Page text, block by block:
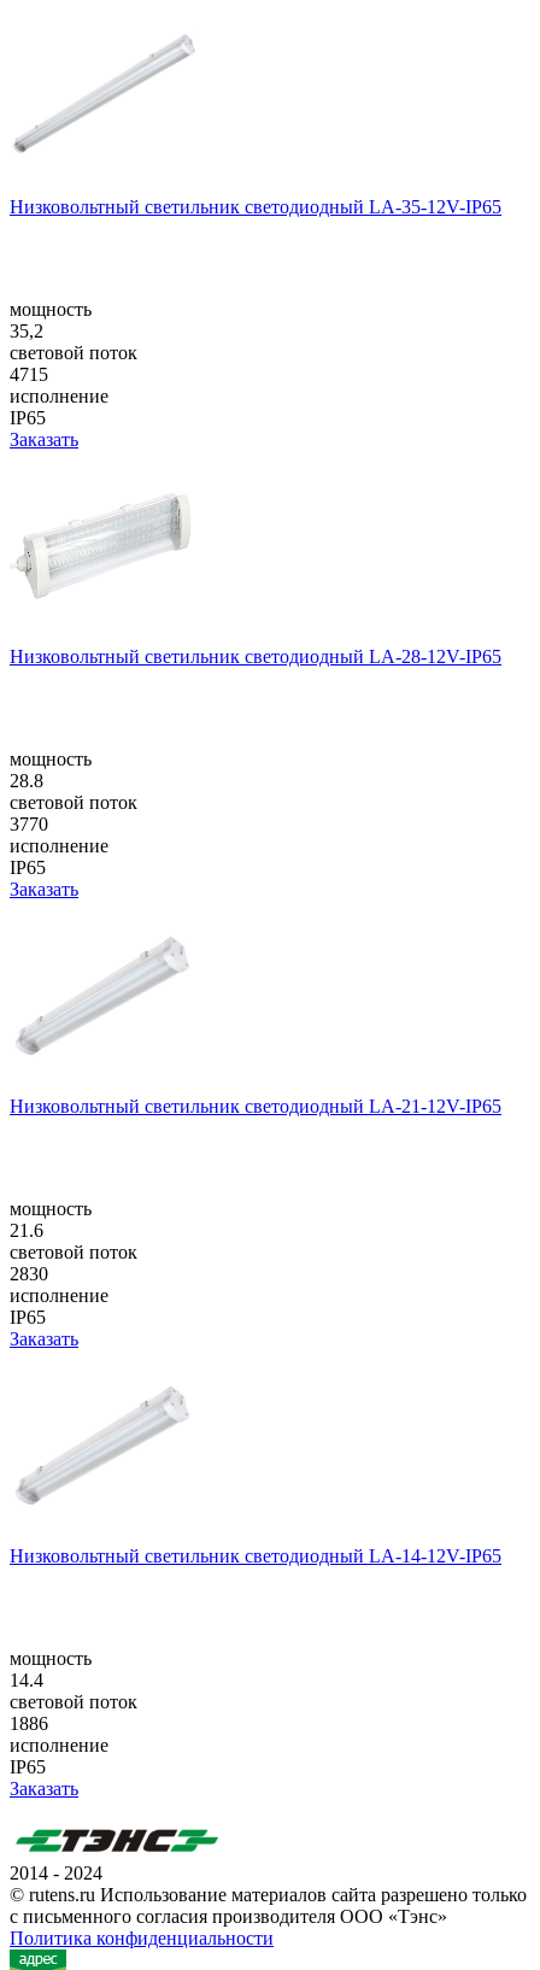
Низковольтный светильник светодиодный LA-35-12V-IP65
мощность
35,2
световой поток
4715
исполнение
IP65
Заказать
Низковольтный светильник светодиодный LA-28-12V-IP65
мощность
28.8
световой поток
3770
исполнение
IP65
Заказать
Низковольтный светильник светодиодный LA-21-12V-IP65
мощность
21.6
световой поток
2830
исполнение
IP65
Заказать
Низковольтный светильник светодиодный LA-14-12V-IP65
мощность
14.4
световой поток
1886
исполнение
IP65
Заказать
2014 - 2024
© rutens.ru Использование материалов сайта разрешено только
с письменного согласия производителя ООО «Тэнс»
Политика конфиденциальности